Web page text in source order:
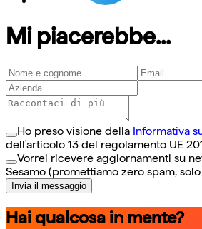
Mi piacerebbe...
Ho preso visione della Informativa
dell'articolo 13 del regolamento UE
Vorrei ricevere aggiornamenti su
Sesamo (promettiamo zero spam,
Invia il messaggio
Hai qualcosa in mente?